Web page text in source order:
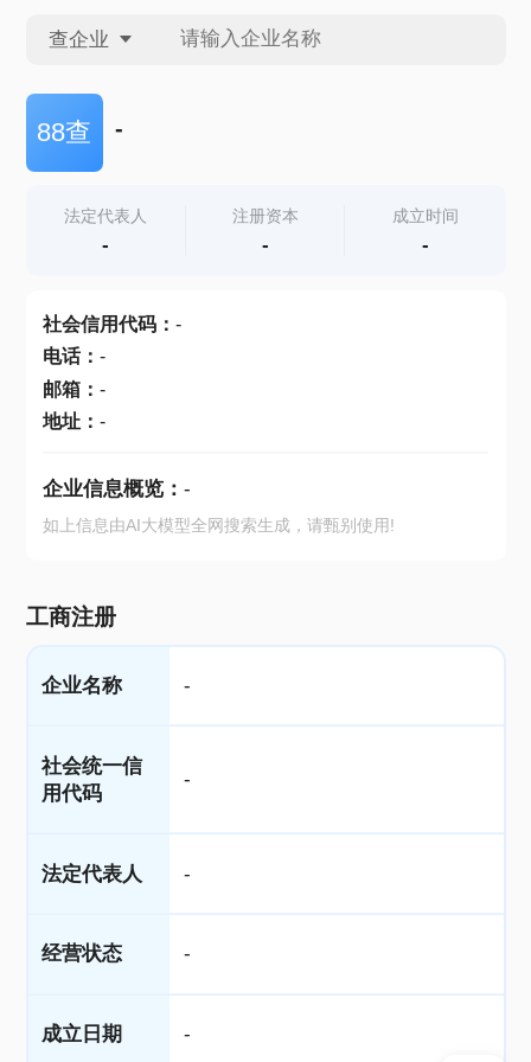
查企业
查企业
查产地
88查 -
法定代表人
-
注册资本
-
成立时间
-
社会信用代码： -
电话： -
邮箱： -
地址： -
企业信息概览： -
如上信息由AI大模型全网搜索生成，请甄别使用!
工商注册
企业名称 -
社会统一信
用代码
-
法定代表人 -
经营状态 -
成立日期 -